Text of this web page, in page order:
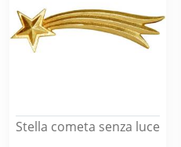
Stella cometa senza luce